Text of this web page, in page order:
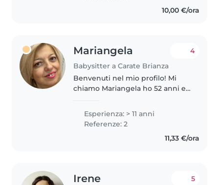
10,00 €/ora
Mariangela
Babysitter a Carate Brianza
4
Benvenuti nel mio profilo! Mi
chiamo Mariangela ho 52 anni e
prendendomi cura dei neonati a
360o. Negli anni mi sono presa..
Esperienza: > 11 anni
Referenze: 2
11,33 €/ora
Irene 5